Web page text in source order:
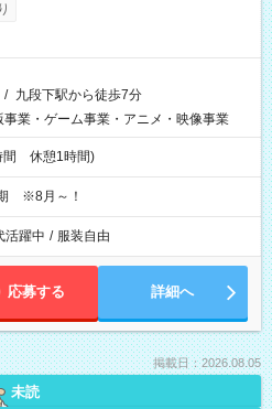
/ 九段下駅から徒歩7分
事業・ゲーム事業・アニメ・映像事業
間 休憩1時間)
※8月～！
活躍中 / 服装自由
応募する 詳細へ
掲載日：2026.08.05
未読